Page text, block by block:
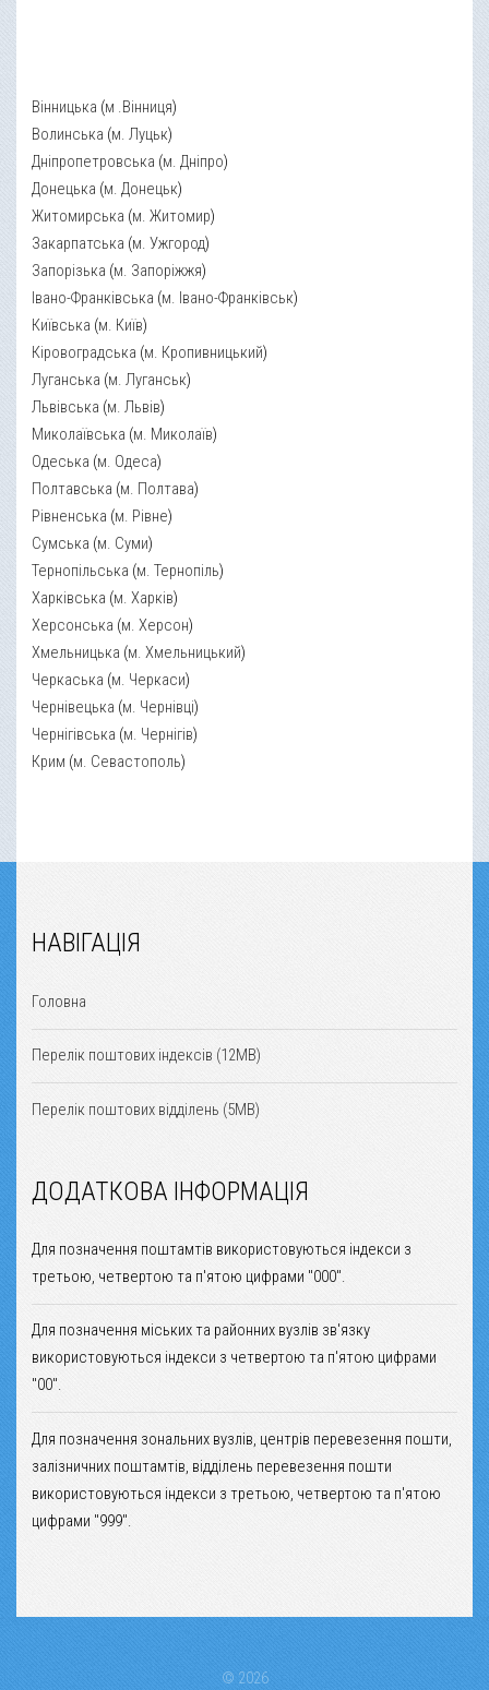
Вінницька (м .Вінниця)
Волинська (м. Луцьк)
Дніпропетровська (м. Дніпро)
Донецька (м. Донецьк)
Житомирська (м. Житомир)
Закарпатська (м. Ужгород)
Запорізька (м. Запоріжжя)
Івано-Франківська (м. Івано-Франківськ)
Київська (м. Київ)
Кіровоградська (м. Кропивницький)
Луганська (м. Луганськ)
Львівська (м. Львів)
Миколаївська (м. Миколаїв)
Одеська (м. Одеса)
Полтавська (м. Полтава)
Рівненська (м. Рівне)
Сумська (м. Суми)
Тернопільська (м. Тернопіль)
Харківська (м. Харків)
Херсонська (м. Херсон)
Хмельницька (м. Хмельницький)
Черкаська (м. Черкаси)
Чернівецька (м. Чернівці)
Чернігівська (м. Чернігів)
Крим (м. Севастополь)
НАВІГАЦІЯ
Головна
Перелік поштових індексів (12MB)
Перелік поштових відділень (5MB)
ДОДАТКОВА ІНФОРМАЦІЯ
Для позначення поштамтів використовуються індекси з
третьою, четвертою та п'ятою цифрами "000".
Для позначення міських та районних вузлів зв'язку
використовуються індекси з четвертою та п'ятою цифрами
"00".
Для позначення зональних вузлів, центрів перевезення пошти,
залізничних поштамтів, відділень перевезення пошти
використовуються індекси з третьою, четвертою та п'ятою
цифрами "999".
© 2026